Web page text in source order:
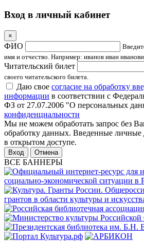
Вход в личный кабинет
×
ФИО
имя и отчество. Например: иванов иван
Читательский билет
своего читательского билета.
Даю свое согласие на обработку
информации в соответствии с
ФЗ от 27.07.2006 "О персональных
конфиденциальности
Мы не можем обработать запрос без
обработку данных. Введенные
в открытом доступе.
Отмена
ВСЕ БАННЕРЫ